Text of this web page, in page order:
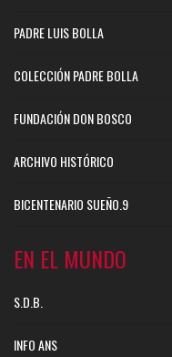
PADRE LUIS BOLLA
COLECCIÓN PADRE BOLLA
FUNDACIÓN DON BOSCO
ARCHIVO HISTÓRICO
BICENTENARIO SUEÑO.9
EN EL MUNDO
S.D.B.
INFO ANS